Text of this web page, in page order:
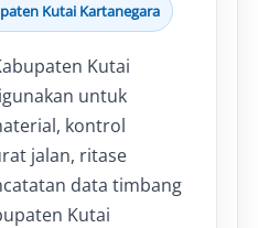
Kutai Kartanegara
Kutai
untuk
kontrol
jalan, ritase
data timbang
Kutai